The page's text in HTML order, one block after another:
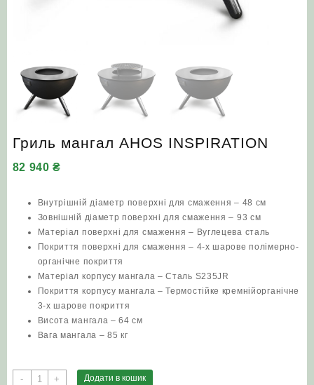
Гриль мангал AHOS INSPIRATION
82 940₴
Внутрішній діаметр поверхні для смаження – 48 см
Зовнішній діаметр поверхні для смаження – 93 см
Матеріал поверхні для смаження – Вуглецева сталь
Покриття поверхні для смаження – 4-х шарове полімерно-
органічне покриття
Матеріал корпусу мангала – Сталь S235JR
Покриття корпусу мангала – Термостійке кремнійорганічне
3-х шарове покриття
Висота мангала – 64 см
Вага мангала – 85 кг
-
Гриль+ Додати в кошик